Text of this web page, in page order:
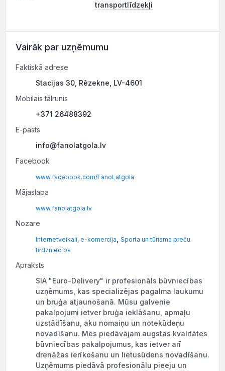
transportlīdzekļi
Vairāk par uzņēmumu
Faktiskā adrese
Stacijas 30, Rēzekne, LV-4601
Mobilais tālrunis
+371 26488392
E-pasts
info@fanolatgola.lv
Facebook
www.facebook.com/FanoLatgola
Mājaslapa
www.fanolatgola.lv
Nozare
Internetveikali, e-komercija Sporta un tūrisma preču
tirdzniecība
Apraksts
SIA "Euro-Delivery" ir profesionāls būvniecības
uzņēmums, kas specializējas pagalma laukumu
un bruģa atjaunošanā. Mūsu galvenie
pakalpojumi ietver bruģa ieklāšanu, apmaļu
uzstādīšanu, aku nomaiņu un notekūdeņu
novadīšanu. Mēs piedāvājam augstas kvalitātes
būvniecības pakalpojumus, kas ietver arī
drenāžas ierīkošanu un lietusūdens novadīšanu.
Uzņēmums piedāvā profesionālu pieeju un